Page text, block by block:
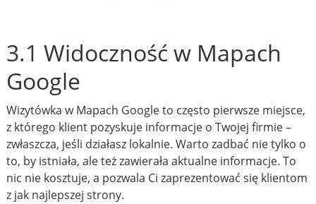
3.1 Widoczność w Mapach
Google
Wizytówka w Mapach Google to często pierwsze miejsce,
z którego klient pozyskuje informacje o Twojej firmie –
zwłaszcza, jeśli działasz lokalnie. Warto zadbać nie tylko o
to, by istniała, ale też zawierała aktualne informacje. To
nic nie kosztuje, a pozwala Ci zaprezentować się klientom
z jak najlepszej strony.